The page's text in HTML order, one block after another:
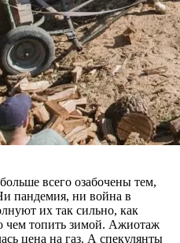
всего озабочены тем,
пандемия, ни война в
их так сильно, как
чем топить зимой. Ажио­таж
цена на газ. А спекулянты